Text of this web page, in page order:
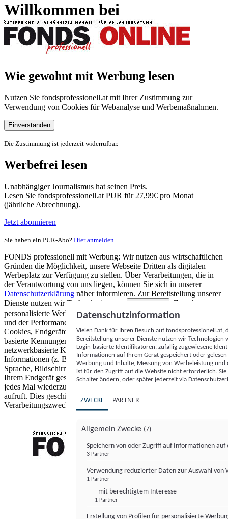
Willkommen bei
Wie gewohnt mit Werbung lesen
Nutzen Sie fondsprofessionell.at mit Ihrer Zustimmung zur
Verwendung von Cookies für Webanalyse und Werbemaßnahmen.
Einverstanden
Die Zustimmung ist jederzeit widerrufbar.
Werbefrei lesen
Unabhängiger Journalismus hat seinen Preis.
Lesen Sie fondsprofessionell.at PUR für 27,99€ pro Monat
(jährliche Abrechnung).
Jetzt abonnieren
Sie haben ein PUR-Abo? Hier anmelden.
FONDS professionell mit Werbung: Wir nutzen aus wirtschaftlichen
Gründen die Möglichkeit, unsere Webseite Dritten als digitalen
Werbeplatz zur Verfügung zu stellen. Über Verarbeitungen, die in
der Verantwortung von uns liegen, können Sie sich in unserer
Datenschutzerklärung näher informieren. Zur Bereitstellung unserer
Dienste nutzen wir Technologien von
Partnern (5)
. Zwecke:
personalisierte Werbung und Inhalte, Messung von Werbeleistung
und der Performance von Inhalten sowie Zielgruppenforschung.
Cookies, Endgeräte- oder ähnliche Online-Kennungen (z. B. login-
basierte Kennungen, zufällig generierte Kennungen,
netzwerkbasierte Kennungen) können zusammen mit anderen
Informationen (z. B. Browsertyp und Browserinformationen,
Sprache, Bildschirmgröße, unterstützte Technologien usw.) auf
Ihrem Endgerät gespeichert oder von dort ausgelesen werden, um es
jedes Mal wiederzuerkennen, wenn es eine App oder einer Webseite
aufruft. Dies geschieht für einen oder mehrere der hier aufgeführten
Verarbeitungszwecke.
Datenschutzinformation
Vielen Dank für Ihren Besuch auf
Bereitstellung unserer Dienste nutzen wir Technologien
Login-basierte Identifikatoren, zufällig zugewiesene
Informationen auf Ihrem Gerät gespeichert oder
Werbung und Inhalte, Messung von Werbeleistung
ist für den Zugriff auf die Website nicht erforderlich.
Schalter ändern, oder später jederzeit via
ZWECKE PARTNER
Allgemein Zwecke (7)
Speichern von oder Zugriff auf Informationen auf
3 Partner
Verwendung reduzierter Daten zur Auswahl von
1 Partner
- mit berechtigtem Interesse
1 Partner
Erstellung von Profilen für personalisierte
FONDS professionell